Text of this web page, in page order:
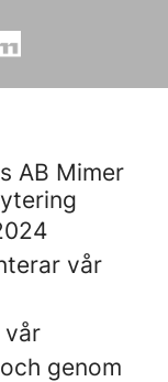
AB Mimer
vår
vår
genom